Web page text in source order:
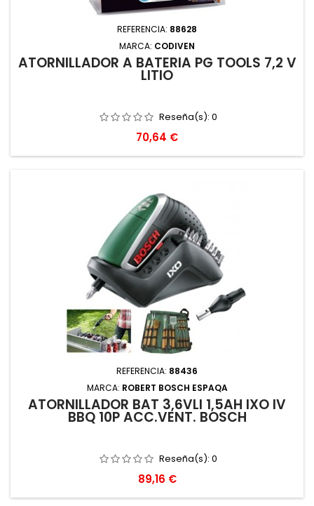
REFERENCIA: 88628
MARCA: CODIVEN
ATORNILLADOR A BATERIA PG TOOLS 7,2 V
LITIO
Reseña(s): 0
Precio
70,64 €
REFERENCIA: 88436
MARCA: ROBERT BOSCH ESPAQA
ATORNILLADOR BAT 3,6VLI 1,5AH IXO IV
BBQ 10P ACC.VENT. BOSCH
Reseña(s): 0
Precio
89,16 €